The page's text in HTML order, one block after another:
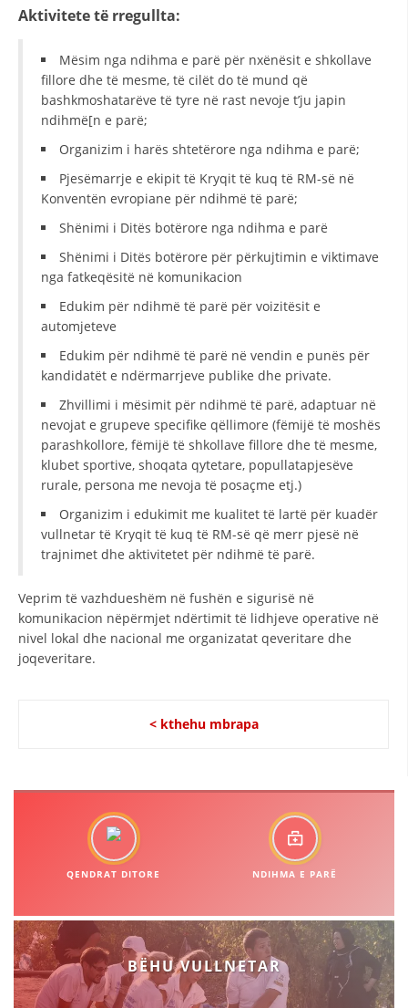
ORGANIZIMI DHE ZHVILLIMI
KUVENDI
STRUKTURA DHE STRUKTURA ORGANIZATIVE
PROMOVIMI I VLERAVE HUMANE
PËRDORIMIN DHE MBROJTJEN E STEMËS
SOCIALO-HUMANITARE
SI TË JEPNI DONACIONE
PËRGATITSHMËRI DHE VEPRIM GJATË KATASTROFAVE
EKIPE PËRGJIGJE DISASTER
STACIONIN E UJIT SHPËTIMIT – VODNO
EOK E CK
PROJEKTE
MARRDHËNJE ME PUBLIKUN
HULUMTIMI I OPINIONIT PUBLIK
PROJEKTE
KUSH JEMI NE
Aktivitete të rregullta:
Mësim nga ndihma e parë për nxënësit e shkollave
fillore dhe të mesme, të cilët do të mund që
bashkmoshatarëve të tyre në rast nevoje t’ju japin
ndihmë[n e parë;
Organizim i harës shtetërore nga ndihma e parë;
Pjesëmarrje e ekipit të Kryqit të kuq të RM-së në
Konventën evropiane për ndihmë të parë;
Shënimi i Ditës botërore nga ndihma e parë
Shënimi i Ditës botërore për përkujtimin e viktimave
nga fatkeqësitë në komunikacion
Edukim për ndihmë të parë për voizitësit e
automjeteve
Edukim për ndihmë të parë në vendin e punës për
kandidatët e ndërmarrjeve publike dhe private.
Zhvillimi i mësimit për ndihmë të parë, adaptuar në
nevojat e grupeve specifike qëllimore (fëmijë të moshës
parashkollore, fëmijë të shkollave fillore dhe të mesme,
klubet sportive, shoqata qytetare, popullatapjesëve
rurale, persona me nevoja të posaçme etj.)
Organizim i edukimit me kualitet të lartë për kuadër
vullnetar të Kryqit të kuq të RM-së që merr pjesë në
trajnimet dhe aktivitetet për ndihmë të parë.
Veprim të vazhdueshëm në fushën e sigurisë në
komunikacion nëpërmjet ndërtimit të lidhjeve operative në
nivel lokal dhe nacional me organizatat qeveritare dhe
joqeveritare.
< kthehu mbrapa
QENDRAT DITORE NDIHMA E PARË
BËHU VULLNETAR